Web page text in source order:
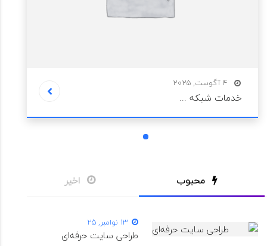
4 آگوست, 2025
خدمات شبکه ...
1
محبوب اخیر
13 نوامبر, 25
طراحی سایت حرفه‌ای